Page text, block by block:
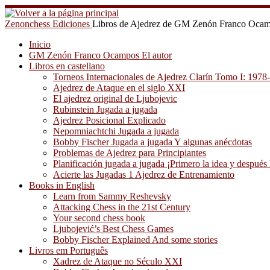
Saltar
al
contenido
Zenonchess Ediciones Libros de Ajedrez de GM Zenón Franco
Inicio
GM Zenón Franco Ocampos El autor
Libros en castellano
Torneos Internacionales de Ajedrez Clarín Tomo I:
Ajedrez de Ataque en el siglo XXI
El ajedrez original de Ljubojevic
Rubinstein Jugada a jugada
Ajedrez Posicional Explicado
Nepomniachtchi Jugada a jugada
Bobby Fischer Jugada a jugada Y algunas anécdotas
Problemas de Ajedrez para Principiantes
Planificación jugada a jugada ¡Primero la idea y después
Acierte las Jugadas 1 Ajedrez de Entrenamiento
Books in English
Learn from Sammy Reshevsky
Attacking Chess in the 21st Century
Your second chess book
Ljubojević’s Best Chess Games
Bobby Fischer Explained And some stories
Livros em Português
Xadrez de Ataque no Século XXI